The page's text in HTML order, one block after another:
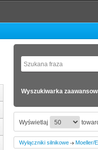
Wyszukiwarka
Wyświetlaj
Wyłączniki silnikowe Moeller/